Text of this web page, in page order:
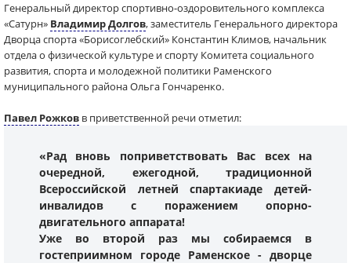
Генеральный директор спортивно-оздоровительного комплекса
«Сатурн» Владимир Долгов, заместитель Генерального директора
Дворца спорта «Борисоглебский» Константин Климов, начальник
отдела о физической культуре и спорту Комитета социального
развития, спорта и молодежной политики Раменского
муниципального района Ольга Гончаренко.
Павел Рожков в приветственной речи отметил:
«Рад вновь поприветствовать Вас всех на
очередной, ежегодной, традиционной
Всероссийской летней спартакиаде детей-
инвалидов с поражением опорно-
двигательного аппарата!
Уже во второй раз мы собираемся в
гостеприимном городе Раменское - дворце